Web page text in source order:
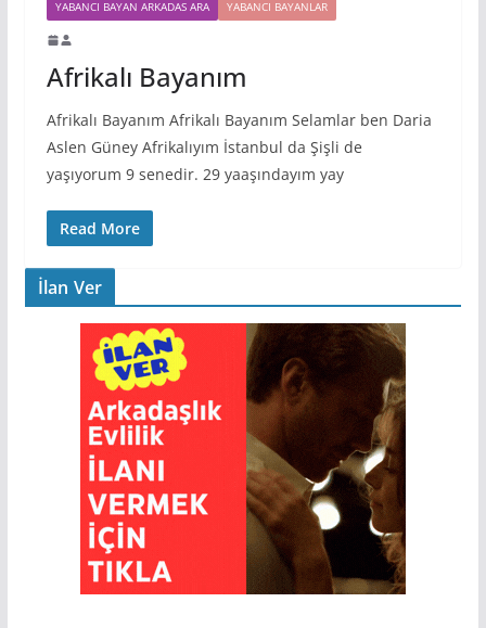
YABANCI BAYAN ARKADAS ARA YABANCI BAYANLAR
Afrikalı Bayanım
Afrikalı Bayanım Afrikalı Bayanım Selamlar ben Daria
Aslen Güney Afrikalıyım İstanbul da Şişli de
yaşıyorum 9 senedir. 29 yaaşındayım yay
Read More
İlan Ver